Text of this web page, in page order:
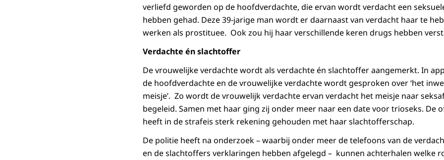
verliefd geworden op de hoofdverdachte, die ervan wordt verdacht een
hebben gehad. Deze 39-jarige man wordt er daarnaast van verdacht haar te
werken als prostituee. Ook zou hij haar verschillende keren drugs hebben
Verdachte én slachtoffer
De vrouwelijke verdachte wordt als verdachte én slachtoffer aangemerkt. In
de hoofdverdachte en de vrouwelijke verdachte wordt gesproken over ‘het
meisje’. Zo wordt de vrouwelijk verdachte ervan verdacht het meisje naar
begeleid. Samen met haar ging zij onder meer naar een date voor trioseks. De
heeft in de strafeis sterk rekening gehouden met haar slachtofferschap.
De politie heeft na onderzoek – waarbij onder meer de telefoons van de
en de slachtoffers verklaringen hebben afgelegd – kunnen achterhalen welke